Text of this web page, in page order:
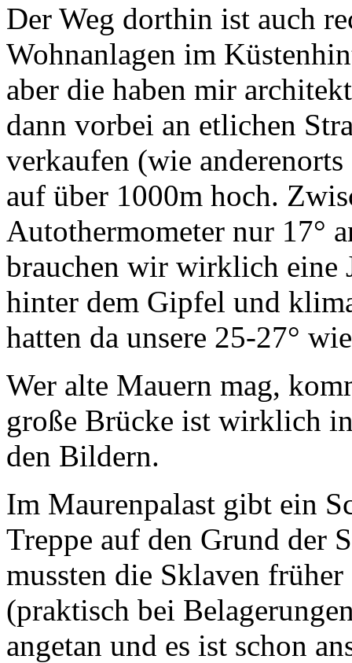
Der Weg dorthin ist auch
Wohnanlagen im
aber die haben mir
dann vorbei an etlichen
verkaufen (wie
auf über 1000m hoch.
Autothermometer nur 17°
brauchen wir wirklich eine
hinter dem Gipfel und
hatten da unsere 25-27°
Wer alte Mauern mag,
große Brücke ist wirklich
den Bildern.
Im Maurenpalast gibt ein
Treppe auf den Grund der
mussten die Sklaven früher
(praktisch bei
angetan und es ist schon